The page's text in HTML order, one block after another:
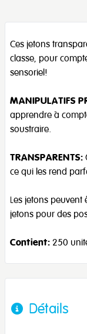
Ces jetons
classe, pour
sensoriel!
MANIPULATIFS
apprendre à
soustraire.
TRANSPARENTS:
ce qui les rend
Les jetons
jetons pour des
Contient: 250
Détails